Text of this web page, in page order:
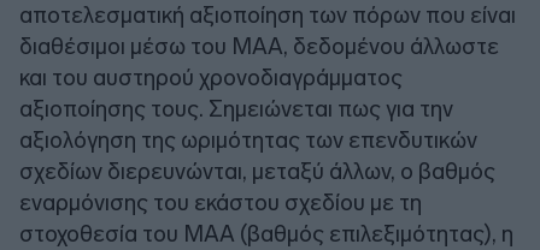
αποτελεσματική αξιοποίηση των πόρων που είναι
διαθέσιμοι μέσω του ΜΑΑ, δεδομένου άλλωστε
και του αυστηρού χρονοδιαγράμματος
αξιοποίησης τους. Σημειώνεται πως για την
αξιολόγηση της ωριμότητας των επενδυτικών
σχεδίων διερευνώνται, μεταξύ άλλων, ο βαθμός
εναρμόνισης του εκάστου σχεδίου με τη
στοχοθεσία του ΜΑΑ (βαθμός επιλεξιμότητας), η